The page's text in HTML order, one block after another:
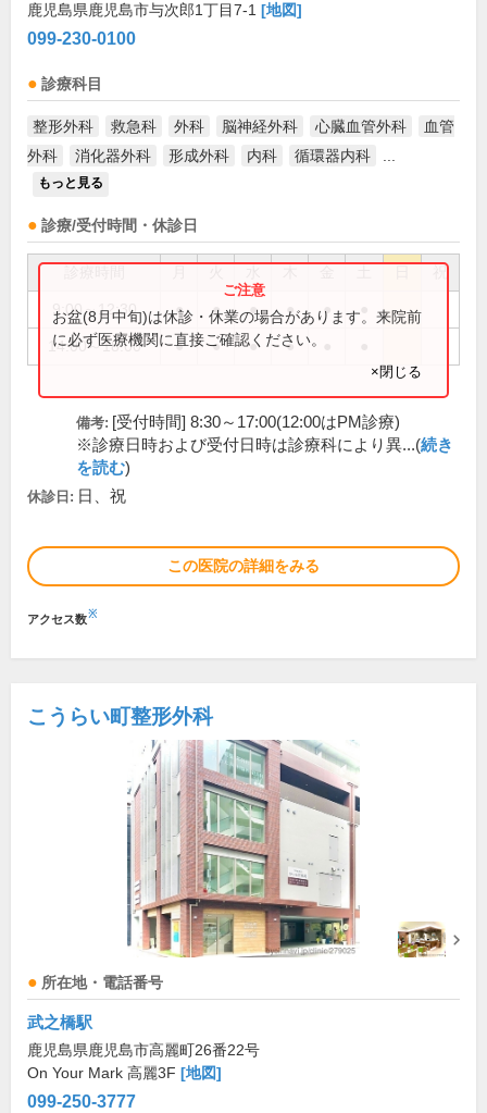
鹿児島県鹿児島市与次郎1丁目7-1 [地図]
099-230-0100
診療科目
整形外科 救急科 外科 脳神経外科 心臓血管外科
血管
外科
消化器外科 形成外科 内科 循環器内科
もっと見る
診療/受付時間・休診日
祝
9:00～12:30 ● ● ● ● ●
14:00～18:00 ● ● ● ●
お盆(8月中旬)は休診・休業の場合があります。来院前
に必ず医療機関に直接ご確認ください。
×閉じる
備考: [受付時間] 8:30～17:00(12:00はPM診療)
※診療日時および受付日時は診療科により異...(続き
を読む)
休診日: 日、祝
この医院の詳細をみる
アクセス数※
こうらい町整形外科
所在地・電話番号
武之橋駅
鹿児島県鹿児島市高麗町26番22号
On Your Mark 高麗3F [地図]
099-250-3777